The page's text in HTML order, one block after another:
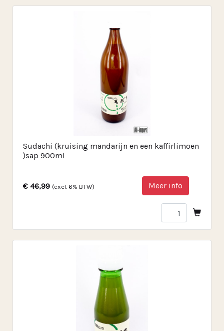
Sudachi (kruising mandarijn en een kaffirlimoen
)sap 900ml
€ 46,99 (excl. 6% BTW) Meer info